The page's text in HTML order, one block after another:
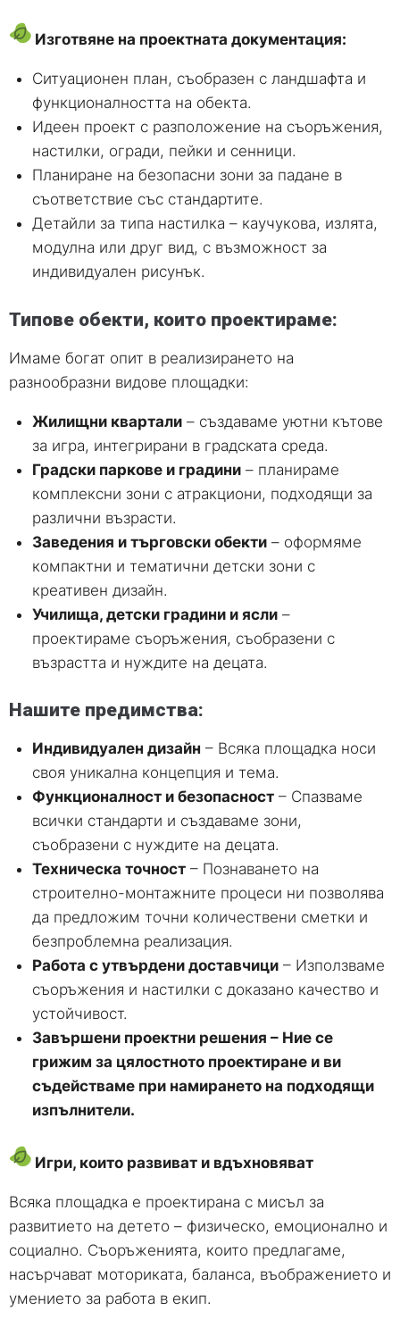
Изготвяне на проектната документация:
Ситуационен план, съобразен с ландшафта и
функционалността на обекта.
Идеен проект с разположение на съоръжения,
настилки, огради, пейки и сенници.
Планиране на безопасни зони за падане в
съответствие със стандартите.
Детайли за типа настилка – каучукова, излята,
модулна или друг вид, с възможност за
индивидуален рисунък.
Типове обекти, които проектираме:
Имаме богат опит в реализирането на
разнообразни видове площадки:
Жилищни квартали– създаваме уютни кътове
за игра, интегрирани в градската среда.
Градски паркове и градини– планираме
комплексни зони с атракциони, подходящи за
различни възрасти.
Заведения и търговски обекти– оформяме
компактни и тематични детски зони с
креативен дизайн.
Училища, детски градини и ясли–
проектираме съоръжения, съобразени с
възрастта и нуждите на децата.
Нашите предимства:
Индивидуален дизайн – Всяка площадка носи
своя уникална концепция и тема.
Функционалност и безопасност– Спазваме
всички стандарти и създаваме зони,
съобразени с нуждите на децата.
Техническа точност– Познаването на
строително-монтажните процеси ни позволява
да предложим точни количествени сметки и
безпроблемна реализация.
Работа с утвърдени доставчици– Използваме
съоръжения и настилки с доказано качество и
устойчивост.
Завършени проектни решения – Ние се
грижим за цялостното проектиране и ви
съдействаме при намирането на подходящи
изпълнители.
Игри, които развиват и вдъхновяват
Всяка площадка е проектирана с мисъл за
развитието на детето – физическо, емоционално и
социално. Съоръженията, които предлагаме,
насърчават моториката, баланса, въображението и
умението за работа в екип.